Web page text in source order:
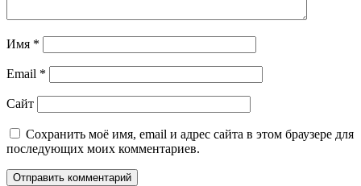
Имя *
Email *
Сайт
Сохранить моё имя, email и адрес сайта в этом браузере для
последующих моих комментариев.